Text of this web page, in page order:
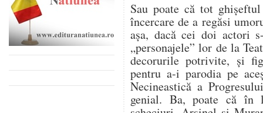
Sau poate că tot
încercare de a regăsi
așa, dacă cei doi actori
„personajele” lor de la
decorurile potrivite, și
pentru a-i parodia pe
Necineastică a
genial. Ba, poate că în